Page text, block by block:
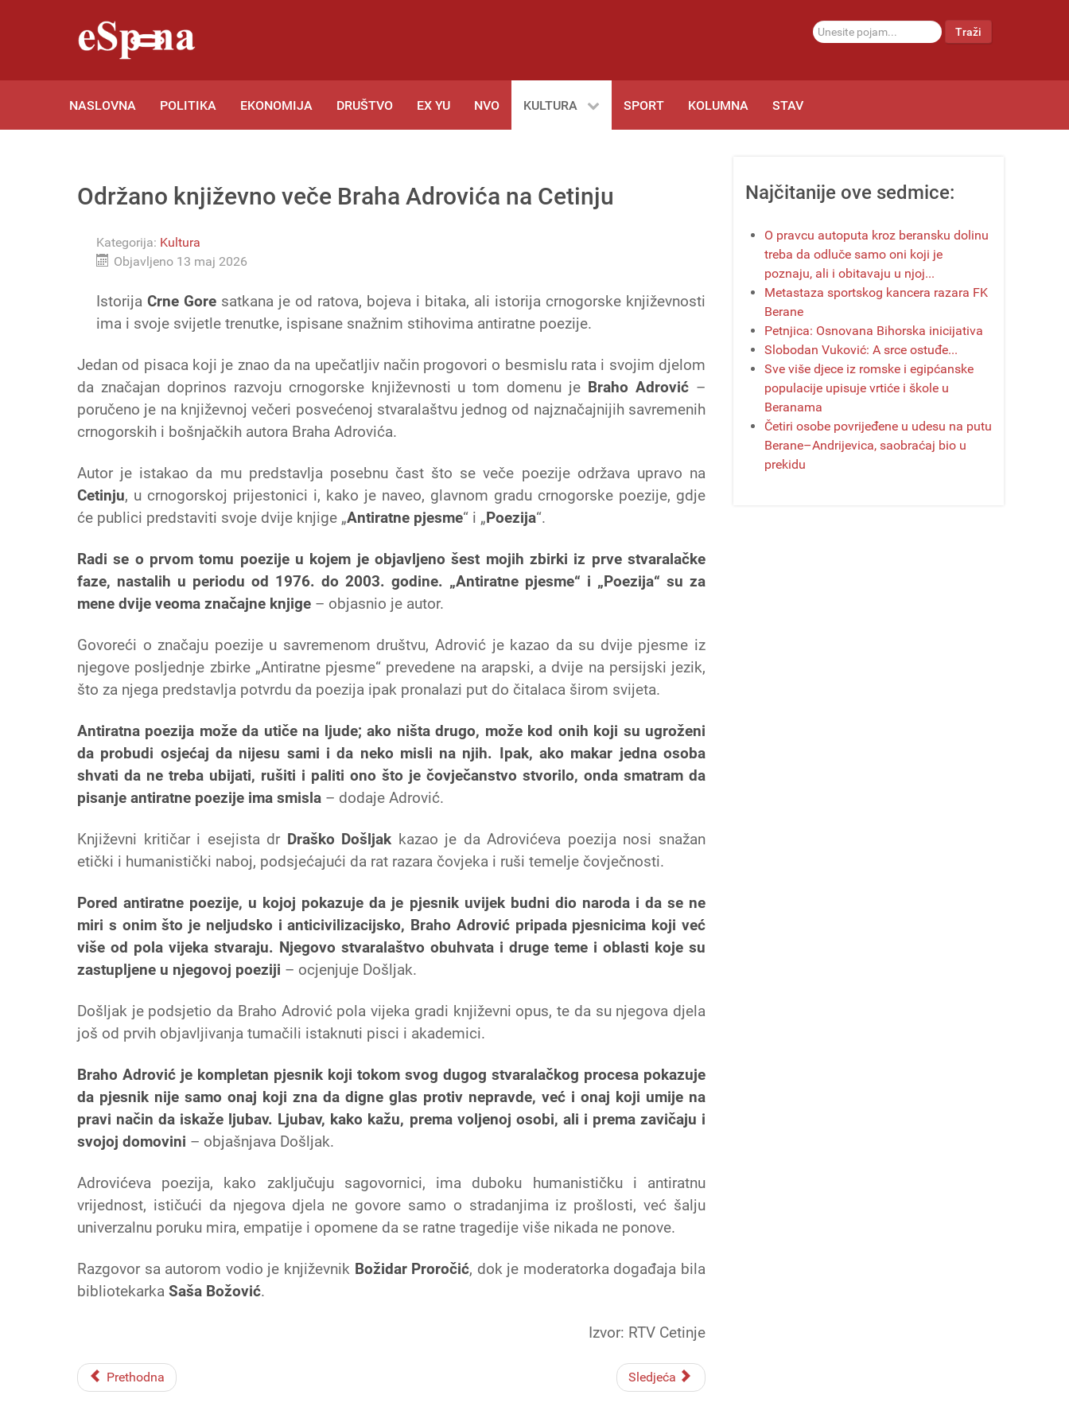
traži... Traži
NASLOVNA POLITIKA EKONOMIJA DRUŠTVO EX YU NVO KULTURA SPORT KOLUMNA STAV
Održano književno veče Braha Adrovića na Cetinju
Kategorija: Kultura
Objavljeno 13 maj 2026
Istorija Crne Gore satkana je od ratova, bojeva i bitaka, ali istorija crnogorske književnosti
ima i svoje svijetle trenutke, ispisane snažnim stihovima antiratne poezije.
Jedan od pisaca koji je znao da na upečatljiv način progovori o besmislu rata i svojim djelom
da značajan doprinos razvoju crnogorske književnosti u tom domenu je Braho Adrović –
poručeno je na književnoj večeri posvećenoj stvaralaštvu jednog od najznačajnijih savremenih
crnogorskih i bošnjačkih autora Braha Adrovića.
Autor je istakao da mu predstavlja posebnu čast što se veče poezije održava upravo na
Cetinju, u crnogorskoj prijestonici i, kako je naveo, glavnom gradu crnogorske poezije, gdje
će publici predstaviti svoje dvije knjige „Antiratne pjesme“ i „ Poezija“.
Radi se o prvom tomu poezije u kojem je objavljeno šest mojih zbirki iz prve stvaralačke
faze, nastalih u periodu od 1976. do 2003. godine. „Antiratne pjesme“ i „Poezija“ su za
mene dvije veoma značajne knjige – objasnio je autor.
Govoreći o značaju poezije u savremenom društvu, Adrović je kazao da su dvije pjesme iz
njegove posljednje zbirke „Antiratne pjesme“ prevedene na arapski, a dvije na persijski jezik,
što za njega predstavlja potvrdu da poezija ipak pronalazi put do čitalaca širom svijeta.
Antiratna poezija može da utiče na ljude; ako ništa drugo, može kod onih koji su ugroženi
da probudi osjećaj da nijesu sami i da neko misli na njih. Ipak, ako makar jedna osoba
shvati da ne treba ubijati, rušiti i paliti ono što je čovječanstvo stvorilo, onda smatram da
pisanje antiratne poezije ima smisla – dodaje Adrović.
Književni kritičar i esejista dr Draško Došljak kazao je da Adrovićeva poezija nosi snažan
etički i humanistički naboj, podsjećajući da rat razara čovjeka i ruši temelje čovječnosti.
Pored antiratne poezije, u kojoj pokazuje da je pjesnik uvijek budni dio naroda i da se ne
miri s onim što je neljudsko i anticivilizacijsko, Braho Adrović pripada pjesnicima koji već
više od pola vijeka stvaraju. Njegovo stvaralaštvo obuhvata i druge teme i oblasti koje su
zastupljene u njegovoj poeziji – ocjenjuje Došljak.
Došljak je podsjetio da Braho Adrović pola vijeka gradi književni opus, te da su njegova djela
još od prvih objavljivanja tumačili istaknuti pisci i akademici.
Braho Adrović je kompletan pjesnik koji tokom svog dugog stvaralačkog procesa pokazuje
da pjesnik nije samo onaj koji zna da digne glas protiv nepravde, već i onaj koji umije na
pravi način da iskaže ljubav. Ljubav, kako kažu, prema voljenoj osobi, ali i prema zavičaju i
svojoj domovini – objašnjava Došljak.
Adrovićeva poezija, kako zaključuju sagovornici, ima duboku humanističku i antiratnu
vrijednost, ističući da njegova djela ne govore samo o stradanjima iz prošlosti, već šalju
univerzalnu poruku mira, empatije i opomene da se ratne tragedije više nikada ne ponove.
Razgovor sa autorom vodio je književnik Božidar Proročić, dok je moderatorka događaja bila
bibliotekarka Saša Božović.
Izvor: RTV Cetinje
Prethodna Sledjeća
Najčitanije ove sedmice:
O pravcu autoputa kroz beransku dolinu
treba da odluče samo oni koji je
poznaju, ali i obitavaju u njoj...
Metastaza sportskog kancera razara FK
Berane
Petnjica: Osnovana Bihorska inicijativa
Slobodan Vuković: A srce ostuđe...
Sve više djece iz romske i egipćanske
populacije upisuje vrtiće i škole u
Beranama
Četiri osobe povrijeđene u udesu na putu
Berane–Andrijevica, saobraćaj bio u
prekidu